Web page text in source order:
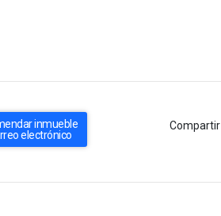
inmueble
electrónico
Compartir